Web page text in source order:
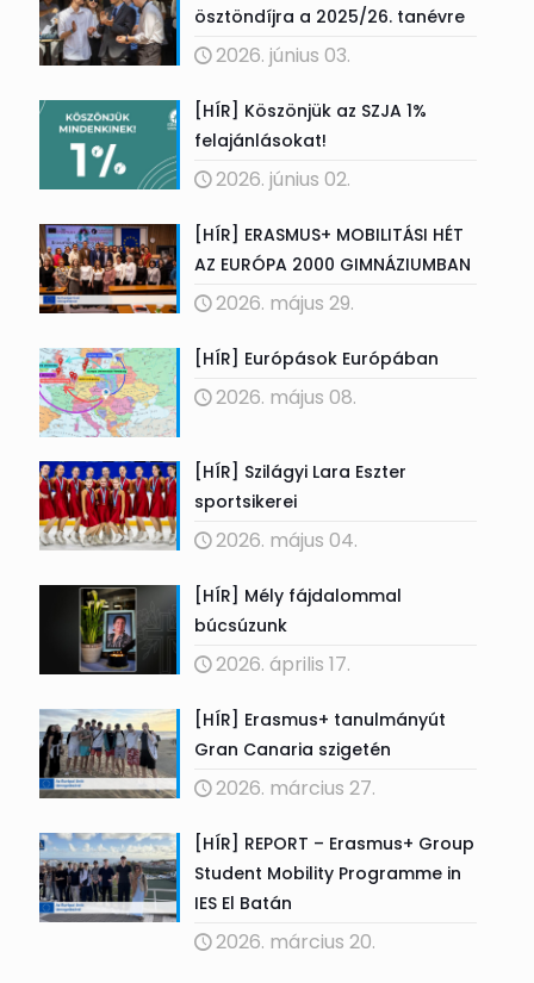
ösztöndíjra a 2025/26. tanévre
2026. június 03.
[HÍR] Köszönjük az SZJA 1%
felajánlásokat!
2026. június 02.
[HÍR] ERASMUS+ MOBILITÁSI HÉT
AZ EURÓPA 2000 GIMNÁZIUMBAN
2026. május 29.
[HÍR] Európások Európában
2026. május 08.
[HÍR] Szilágyi Lara Eszter
sportsikerei
2026. május 04.
[HÍR] Mély fájdalommal
búcsúzunk
2026. április 17.
[HÍR] Erasmus+ tanulmányút
Gran Canaria szigetén
2026. március 27.
[HÍR] REPORT – Erasmus+ Group
Student Mobility Programme in
IES El Batán
2026. március 20.